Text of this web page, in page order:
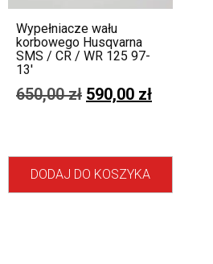
Wypełniacze wału
korbowego Husqvarna
SMS / CR / WR 125 97-
13′
650,00zł 590,00 zł
DODAJ DO KOSZYKA